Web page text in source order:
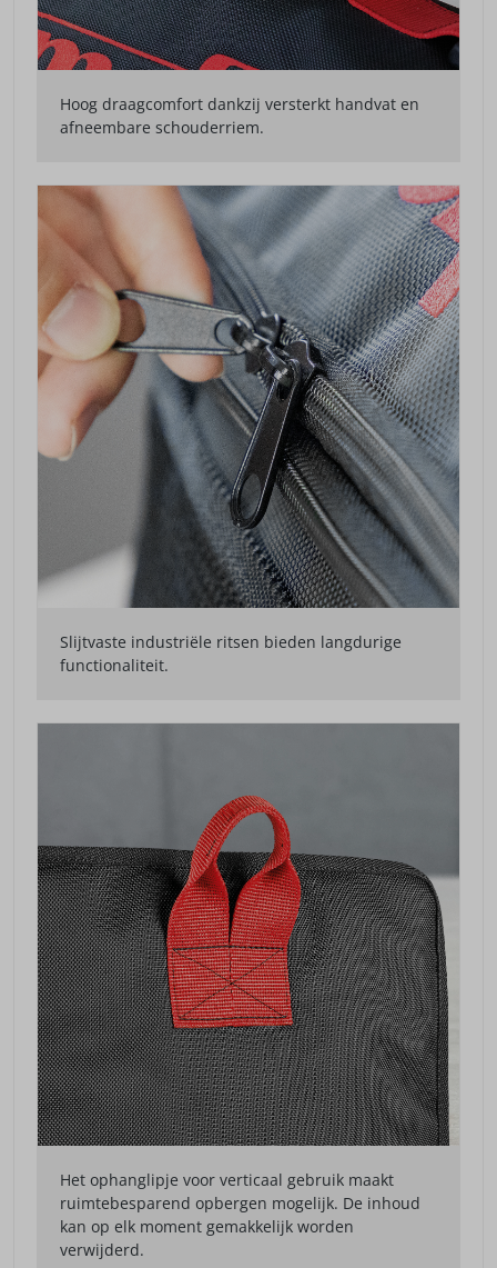
Hoog draagcomfort dankzij versterkt handvat en
afneembare schouderriem.
Slijtvaste industriële ritsen bieden langdurige
functionaliteit.
Het ophanglipje voor verticaal gebruik maakt
ruimtebesparend opbergen mogelijk. De inhoud
kan op elk moment gemakkelijk worden
verwijderd.